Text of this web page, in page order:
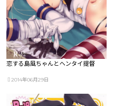
恋する島風ちゃんとヘンタイ提督
2014年06月29日